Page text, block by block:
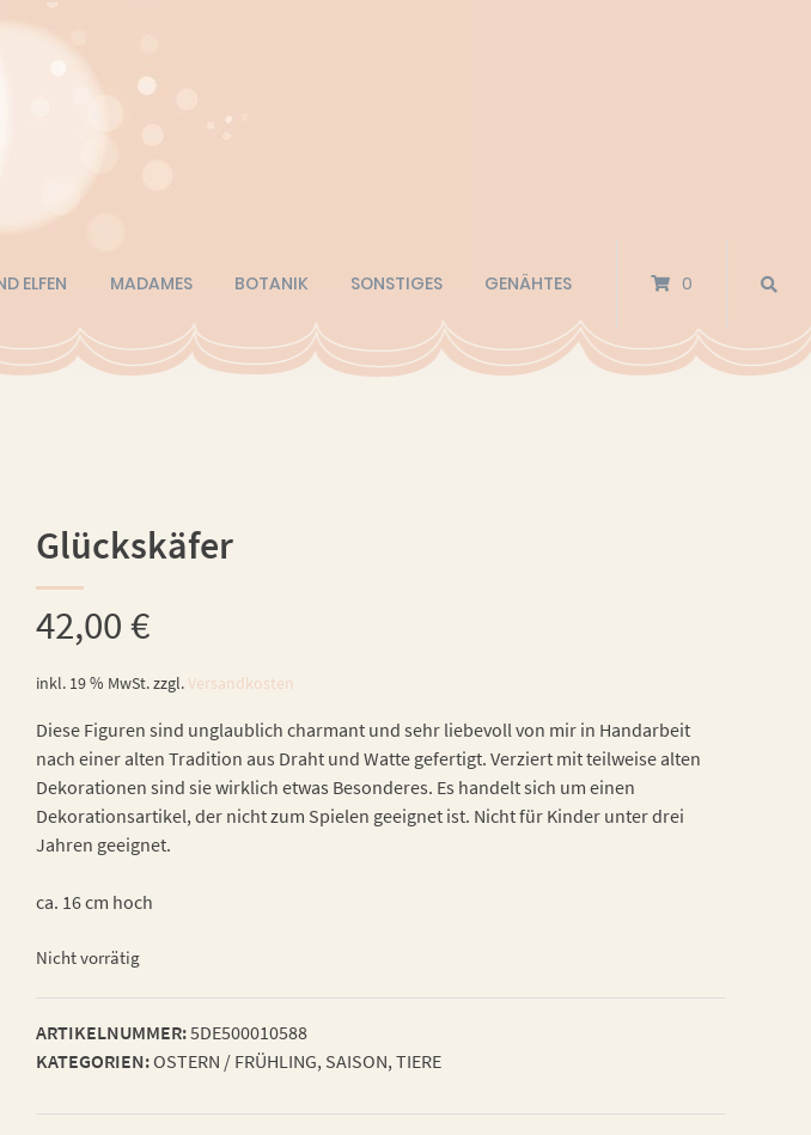
ELFEN MADAMES BOTANIK SONSTIGES GENÄHTES 0
Glückskäfer
42,00€
inkl. 19 % MwSt.zzgl.Versandkosten
Diese Figuren sind unglaublich charmant und sehr liebevoll von mir in Handarbeit
nach einer alten Tradition aus Draht und Watte gefertigt. Verziert mit teilweise alten
Dekorationen sind sie wirklich etwas Besonderes. Es handelt sich um einen
Dekorationsartikel, der nicht zum Spielen geeignet ist. Nicht für Kinder unter drei
Jahren geeignet.
ca. 16 cm hoch
Nicht vorrätig
ARTIKELNUMMER:5DE500010588
KATEGORIEN:OSTERN / FRÜHLING, SAISON,TIERE